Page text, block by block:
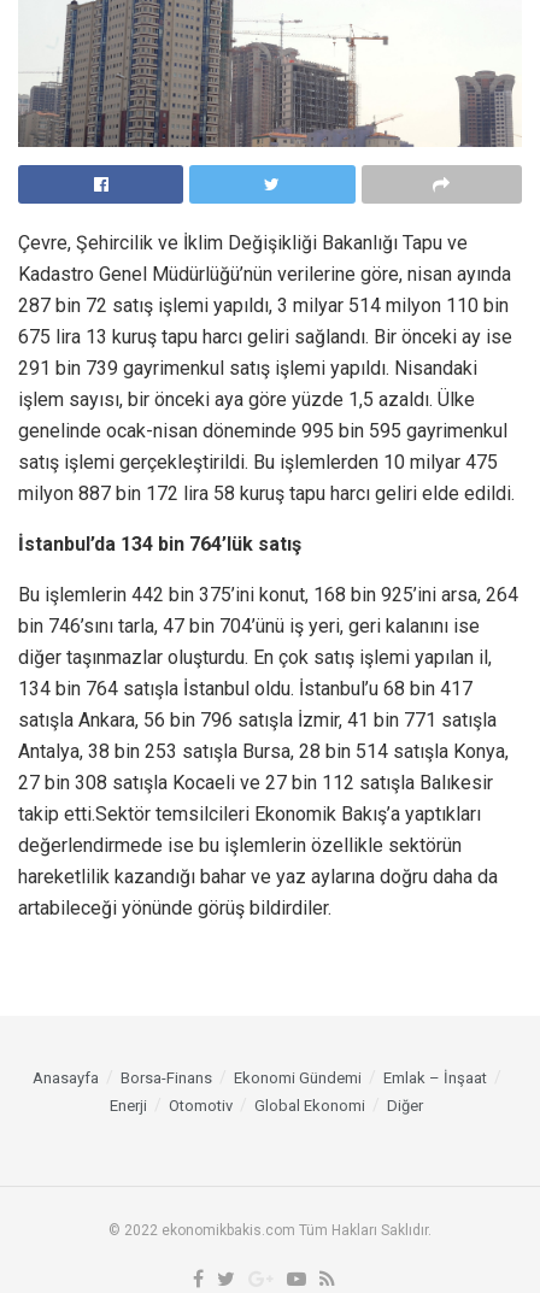
Çevre, Şehircilik ve İklim Değişikliği Bakanlığı Tapu ve
Kadastro Genel Müdürlüğü’nün verilerine göre, nisan ayında
287 bin 72 satış işlemi yapıldı, 3 milyar 514 milyon 110 bin
675 lira 13 kuruş tapu harcı geliri sağlandı. Bir önceki ay ise
291 bin 739 gayrimenkul satış işlemi yapıldı. Nisandaki
işlem sayısı, bir önceki aya göre yüzde 1,5 azaldı. Ülke
genelinde ocak-nisan döneminde 995 bin 595 gayrimenkul
satış işlemi gerçekleştirildi. Bu işlemlerden 10 milyar 475
milyon 887 bin 172 lira 58 kuruş tapu harcı geliri elde edildi.
İstanbul’da 134 bin 764’lük satış
Bu işlemlerin 442 bin 375’ini konut, 168 bin 925’ini arsa, 264
bin 746’sını tarla, 47 bin 704’ünü iş yeri, geri kalanını ise
diğer taşınmazlar oluşturdu. En çok satış işlemi yapılan il,
134 bin 764 satışla İstanbul oldu. İstanbul’u 68 bin 417
satışla Ankara, 56 bin 796 satışla İzmir, 41 bin 771 satışla
Antalya, 38 bin 253 satışla Bursa, 28 bin 514 satışla Konya,
27 bin 308 satışla Kocaeli ve 27 bin 112 satışla Balıkesir
takip etti.​​​​Sektör temsilcileri Ekonomik Bakış’a yaptıkları
değerlendirmede ise bu işlemlerin özellikle sektörün
hareketlilik kazandığı bahar ve yaz aylarına doğru daha da
artabileceği yönünde görüş bildirdiler.
Anasayfa Borsa-Finans Ekonomi Gündemi
Emlak – İnşaat
Enerji
Otomotiv Global Ekonomi Diğer
© 2022 ekonomikbakis.com Tüm Hakları Saklıdır.